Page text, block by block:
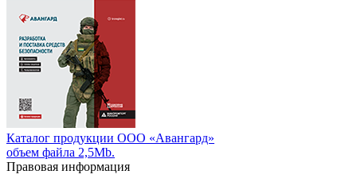
Каталог продукции ООО «Авангард»
объем файла 2,5Mb.
Правовая информация